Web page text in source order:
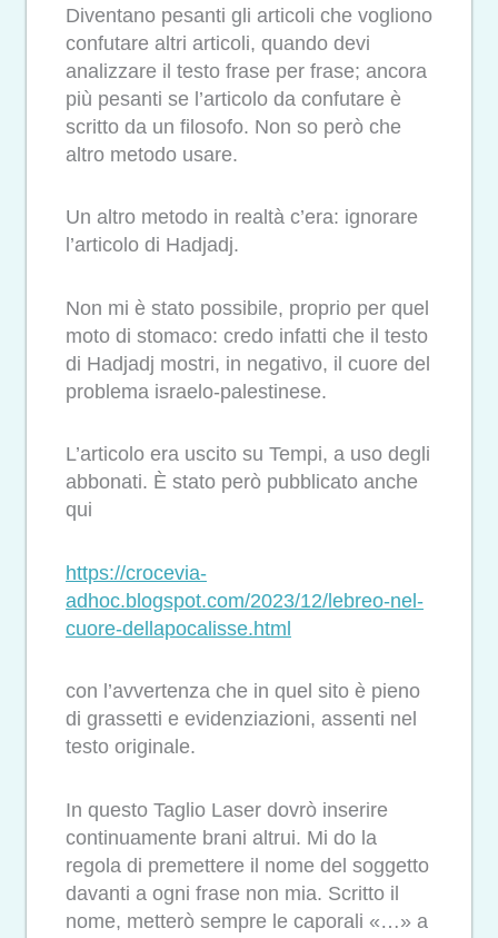
Diventano pesanti gli articoli che vogliono
confutare altri articoli, quando devi
analizzare il testo frase per frase; ancora
più pesanti se l’articolo da confutare è
scritto da un filosofo. Non so però che
altro metodo usare.
Un altro metodo in realtà c’era: ignorare
l’articolo di Hadjadj.
Non mi è stato possibile, proprio per quel
moto di stomaco: credo infatti che il testo
di Hadjadj mostri, in negativo, il cuore del
problema israelo-palestinese.
L’articolo era uscito su Tempi, a uso degli
abbonati. È stato però pubblicato anche
qui
https://crocevia-
adhoc.blogspot.com/2023/12/lebreo-nel-
cuore-dellapocalisse.html
con l’avvertenza che in quel sito è pieno
di grassetti e evidenziazioni, assenti nel
testo originale.
In questo Taglio Laser dovrò inserire
continuamente brani altrui. Mi do la
regola di premettere il nome del soggetto
davanti a ogni frase non mia. Scritto il
nome, metterò sempre le caporali «…» a